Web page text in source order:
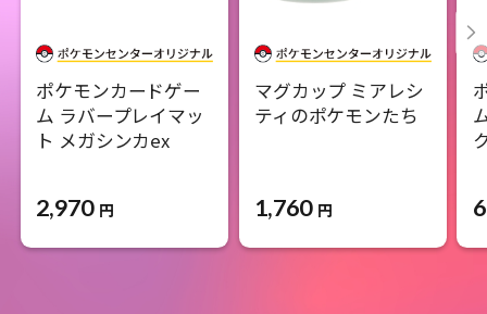
ポケモンカードゲー
ム ラバープレイマッ
ト メガシンカex
2,970 円
マグカップ ミアレシ
ティのポケモンたち
1,760 円